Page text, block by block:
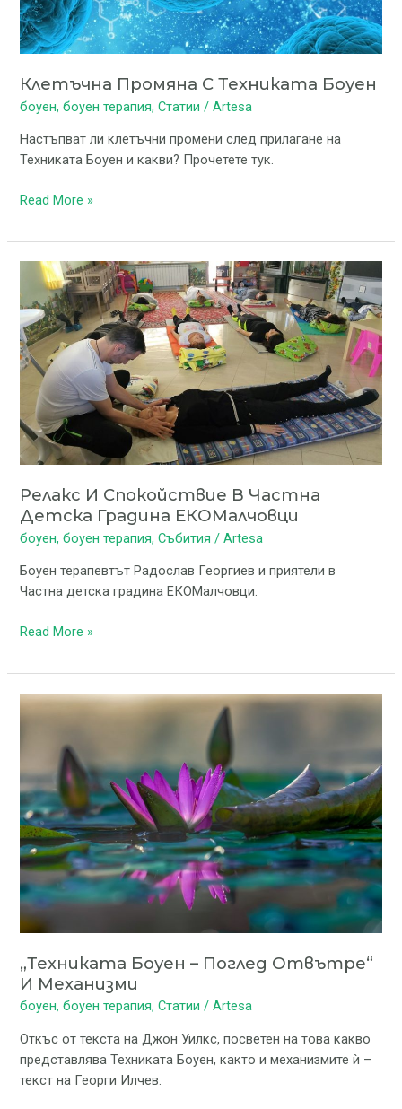
Клетъчна Промяна С Техниката Боуен
боуен,боуен терапия,Статии /Artesa
Настъпват ли клетъчни промени след прилагане на
Техниката Боуен и какви? Прочетете тук.
Read More »
Релакс И Спокойствие В Частна
Детска Градина ЕКОМалчовци
боуен,боуен терапия,Събития /Artesa
Боуен терапевтът Радослав Георгиев и приятели в
Частна детска градина ЕКОМалчовци.
Релакс
и
спокойствие
в
Частна
детска
градина
ЕКОМалчовци
Read More »
„Техниката Боуен – Поглед Отвътре“
И Механизми
боуен,боуен терапия,Статии /Artesa
Откъс от текста на Джон Уилкс, посветен на това какво
представлява Техниката Боуен, както и механизмите ѝ –
текст на Георги Илчев.
„Техниката
поглед
отвътре“
и
механизми